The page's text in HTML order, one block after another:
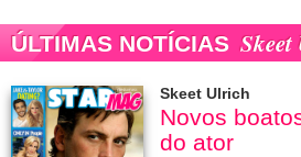
ÚLTIMAS NOTÍCIAS
Skeet Ulrich
Novos
do ator